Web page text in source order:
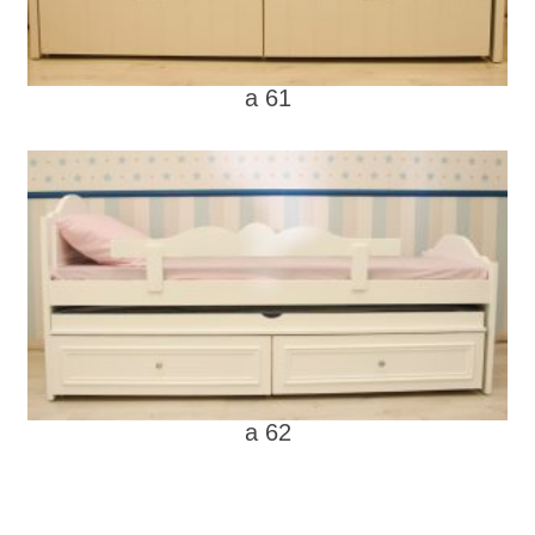
a 61
a 62